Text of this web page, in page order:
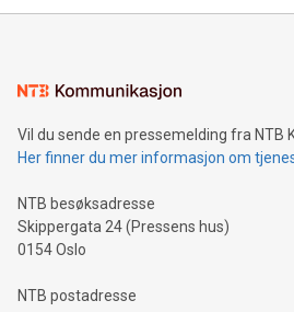
Vil du sende en pressemelding fra NTB
Her finner du mer informasjon om
NTB besøksadresse
Skippergata 24 (Pressens hus)
0154 Oslo
NTB postadresse